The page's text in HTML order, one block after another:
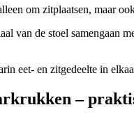
om zitplaatsen, maar
van de stoel samengaan
eet- en zitgedeelte in
–